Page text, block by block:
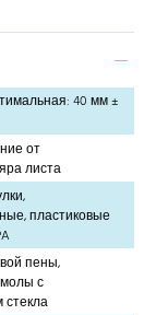
40 мм ±
от
листа
пластиковые
пены,
с